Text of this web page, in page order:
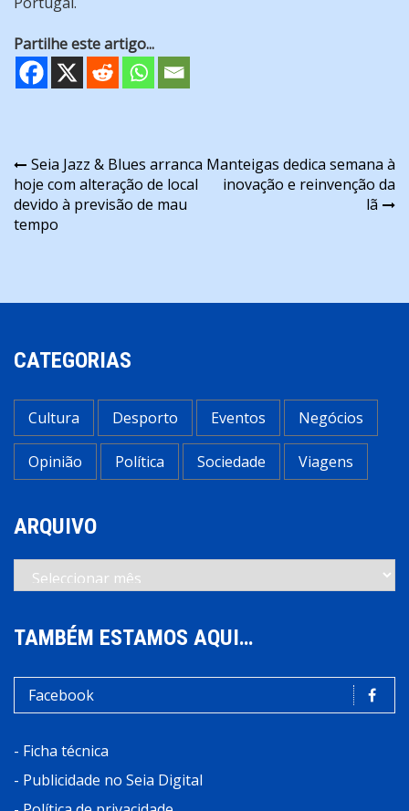
Partilhe este artigo...
Navegação
de
artigos
Seia Jazz & Blues arranca
hoje com alteração de local
devido à previsão de mau
tempo
Manteigas dedica semana à
inovação e reinvenção da
lã
CATEGORIAS
Cultura Desporto Eventos Negócios
Opinião Política Sociedade Viagens
ARQUIVO
Arquivo
TAMBÉM ESTAMOS AQUI…
Facebook
- Ficha técnica
- Publicidade no Seia Digital